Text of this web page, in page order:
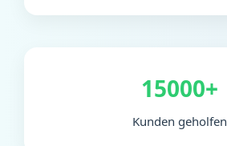
15000+
Kunden geholfen